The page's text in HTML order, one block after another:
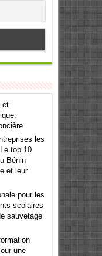
et
les
top 10
Bénin
et leur
pour les
scolaires
sauvetage
une